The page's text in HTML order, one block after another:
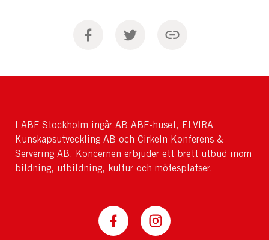
I ABF Stockholm ingår AB ABF-huset, ELVIRA
Kunskapsutveckling AB och Cirkeln Konferens &
Servering AB. Koncernen erbjuder ett brett utbud inom
bildning, utbildning, kultur och mötesplatser.